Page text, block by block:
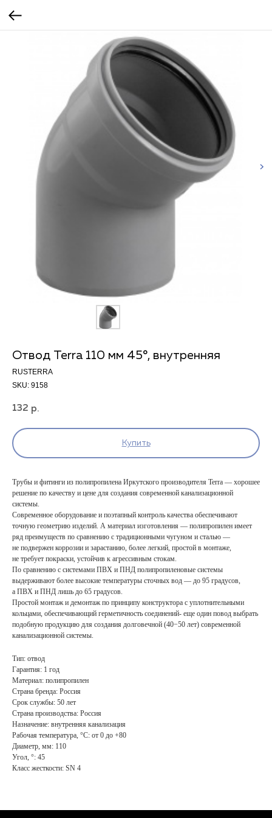
Отвод Terra 110 мм 45°, внутренняя
RUSTERRA
SKU: 9158
132 р.
Купить
Трубы и фитинги из полипропилена Иркутского производителя Terra — хорошее
решение по качеству и цене для создания современной канализационной
системы.
Современное оборудование и поэтапный контроль качества обеспечивают
точную геометрию изделий. А материал изготовления — полипропилен имеет
ряд преимуществ по сравнению с традиционными чугуном и сталью —
не подвержен коррозии и зарастанию, более легкий, простой в монтаже,
не требует покраски, устойчив к агрессивным стокам.
По сравнению с системами ПВХ и ПНД полипропиленовые системы
выдерживают более высокие температуры сточных вод — до 95 градусов,
а ПВХ и ПНД лишь до 65 градусов.
Простой монтаж и демонтаж по принципу конструктора с уплотнительными
кольцами, обеспечивающий герметичность соединений- еще один повод выбрать
подобную продукцию для создания долговечной (40−50 лет) современной
канализационной системы.
Тип: отвод
Гарантия: 1 год
Материал: полипропилен
Страна бренда: Россия
Срок службы: 50 лет
Страна производства: Россия
Назначение: внутренняя канализация
Рабочая температура, °С: от 0 до +80
Диаметр, мм: 110
Угол, °: 45
Класс жесткости: SN 4